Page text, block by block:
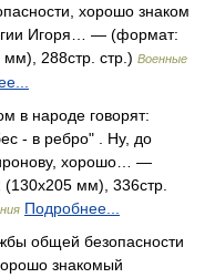
хорошо знаком
Игоря… — (формат:
288стр. стр.) Военные
в народе говорят:
- в ребро" . Ну, до
хорошо… —
мм), 336стр.
Подробнее...
общей безопасности
знакомый